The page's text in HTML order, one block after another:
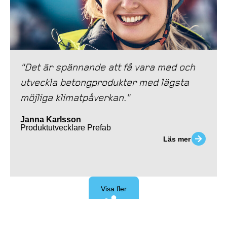
"Det är spännande att få vara med och
utveckla betongprodukter med lägsta
möjliga klimatpåverkan."
Janna Karlsson
Produktutvecklare Prefab
Läs mer
Visa fler